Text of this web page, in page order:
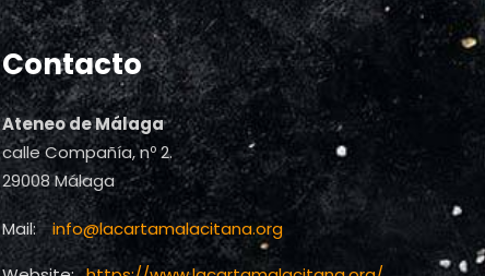
Contacto
Ateneo de Málaga
calle Compañía, nº 2.
29008 Málaga
Mail:
info@lacartamalacitana.org